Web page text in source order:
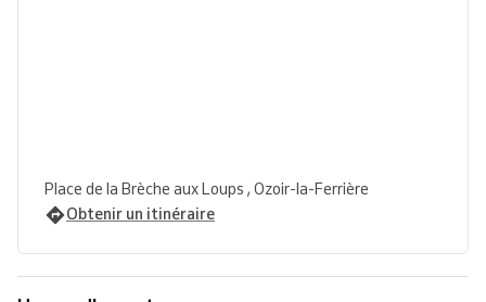
Place de la Brèche aux Loups , Ozoir-la-Ferrière
Obtenir un itinéraire